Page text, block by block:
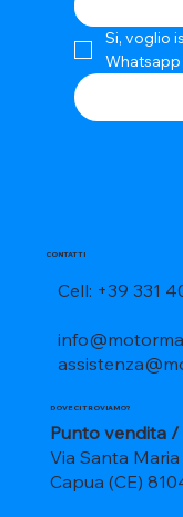
CONTATTI
Cell: +39 331
DOVE CI TROVIAMO?
Punto vendita /
Via Santa
Capua (CE)
Si, voglio